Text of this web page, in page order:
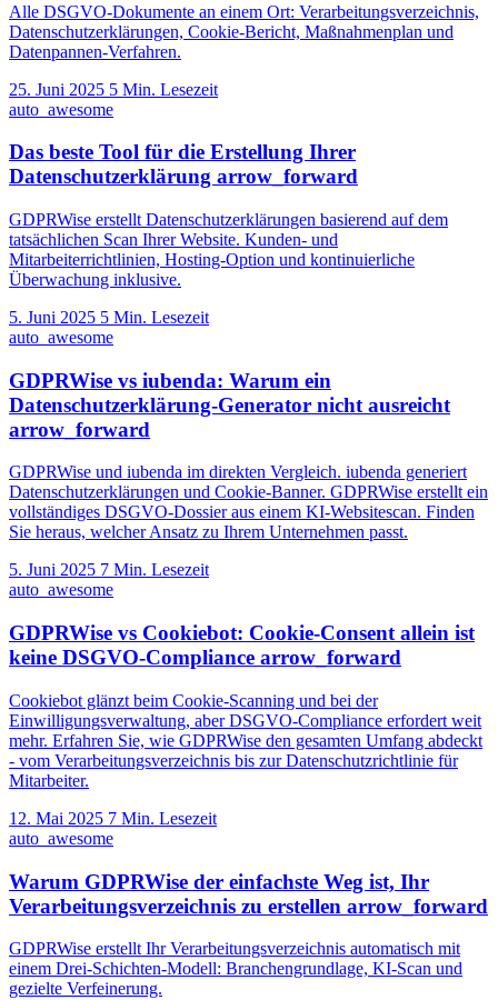
Alle DSGVO-Dokumente an einem Ort: Verarbeitungsverzeichnis,
Datenschutzerklärungen, Cookie-Bericht, Maßnahmenplan und
Datenpannen-Verfahren.
25. Juni 2025 5 Min. Lesezeit
auto_awesome
Das beste Tool für die Erstellung Ihrer
Datenschutzerklärung arrow_forward
GDPRWise erstellt Datenschutzerklärungen basierend auf dem
tatsächlichen Scan Ihrer Website. Kunden- und
Mitarbeiterrichtlinien, Hosting-Option und kontinuierliche
Überwachung inklusive.
5. Juni 2025 5 Min. Lesezeit
auto_awesome
GDPRWise vs iubenda: Warum ein
Datenschutzerklärung-Generator nicht ausreicht
arrow_forward
GDPRWise und iubenda im direkten Vergleich. iubenda generiert
Datenschutzerklärungen und Cookie-Banner. GDPRWise erstellt ein
vollständiges DSGVO-Dossier aus einem KI-Websitescan. Finden
Sie heraus, welcher Ansatz zu Ihrem Unternehmen passt.
5. Juni 2025 7 Min. Lesezeit
auto_awesome
GDPRWise vs Cookiebot: Cookie-Consent allein ist
keine DSGVO-Compliance arrow_forward
Cookiebot glänzt beim Cookie-Scanning und bei der
Einwilligungsverwaltung, aber DSGVO-Compliance erfordert weit
mehr. Erfahren Sie, wie GDPRWise den gesamten Umfang abdeckt
- vom Verarbeitungsverzeichnis bis zur Datenschutzrichtlinie für
Mitarbeiter.
12. Mai 2025 7 Min. Lesezeit
auto_awesome
Warum GDPRWise der einfachste Weg ist, Ihr
Verarbeitungsverzeichnis zu erstellen arrow_forward
GDPRWise erstellt Ihr Verarbeitungsverzeichnis automatisch mit
einem Drei-Schichten-Modell: Branchengrundlage, KI-Scan und
gezielte Verfeinerung.